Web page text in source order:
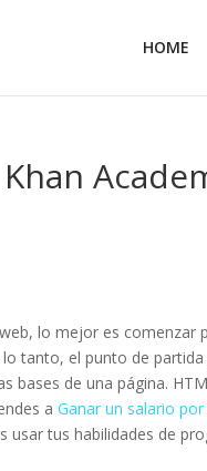
HOME
lo mejor es comenzar
tanto, el punto de
bases de una página.
aGanar un salario
usar tus habilidades de